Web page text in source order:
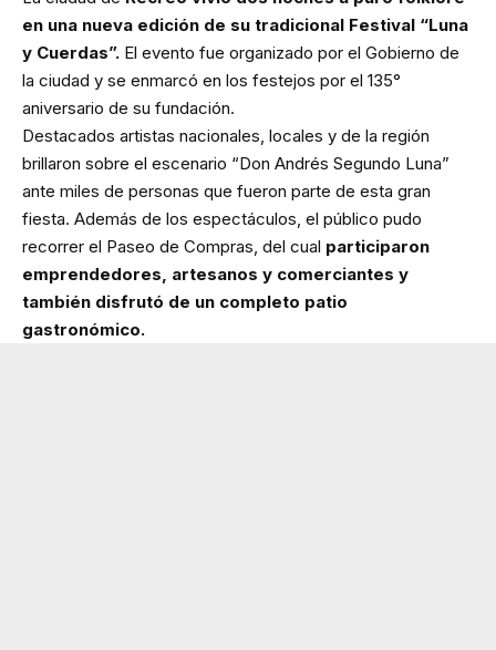
en una nueva edición de su tradicional Festival “Luna
y Cuerdas”. El evento fue organizado por el Gobierno de
la ciudad y se enmarcó en los festejos por el 135°
aniversario de su fundación.
Destacados artistas nacionales, locales y de la región
brillaron sobre el escenario “Don Andrés Segundo Luna”
ante miles de personas que fueron parte de esta gran
fiesta. Además de los espectáculos, el público pudo
recorrer el Paseo de Compras, del cual participaron
emprendedores, artesanos y comerciantes y
también disfrutó de un completo patio
gastronómico.